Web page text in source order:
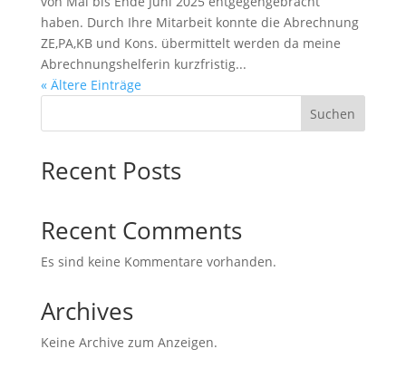
haben. Durch Ihre Mitarbeit konnte die Abrechnung
ZE,PA,KB und Kons. übermittelt werden da meine
Abrechnungshelferin kurzfristig...
« Ältere Einträge
Suchen
Recent Posts
Recent Comments
Es sind keine Kommentare vorhanden.
Archives
Keine Archive zum Anzeigen.